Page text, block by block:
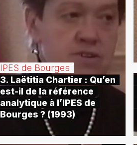
IPES de Bourges
3. Laëtitia Chartier : Qu’en
est-il de la référence
analytique à l’IPES de
Bourges ? (1993)